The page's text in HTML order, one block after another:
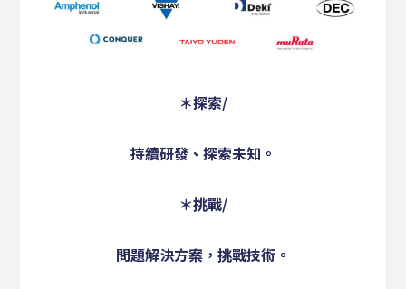
＊探索/
持續研發、探索未知。
＊挑戰/
問題解決方案，挑戰技術。